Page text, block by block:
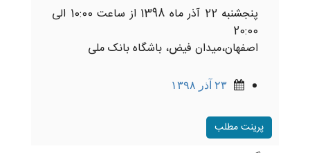
پنجشنبه 22 آذر ماه 1398 از ساعت 10:00 الی
20:00
اصفهان،میدان فیض، باشگاه بانک ملی
۲۳ آذر ۱۳۹۸
پرینت مطلب